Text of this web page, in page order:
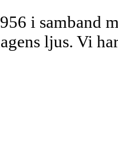
i samband
ljus. Vi